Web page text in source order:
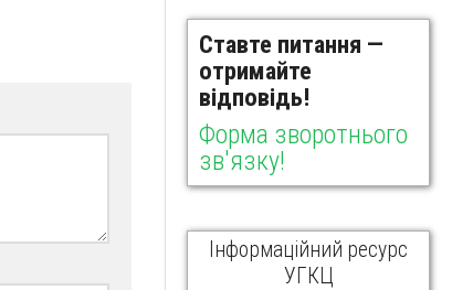
Ставте питання —
отримайте
відповідь!
Форма зворотнього
зв'язку!
Інформаційний ресурс
УГКЦ